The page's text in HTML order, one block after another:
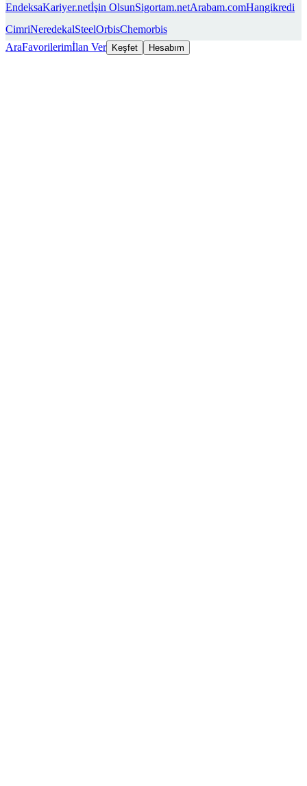
EndeksaKariyer.netİşin OlsunSigortam.netArabam.comHangikredi
CimriNeredekalSteelOrbisChemorbis
AraFavorilerimİlan Ver Keşfet Hesabım